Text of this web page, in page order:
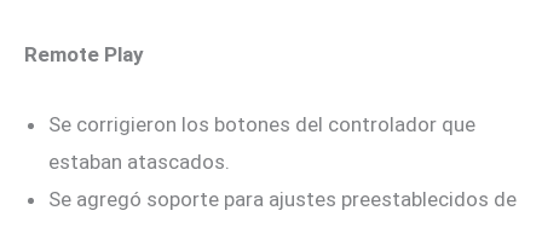
Remote Play
Se corrigieron los botones del controlador que
estaban atascados.
Se agregó soporte para ajustes preestablecidos de